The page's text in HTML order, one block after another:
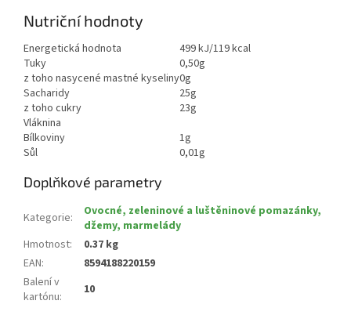
Nutriční hodnoty
Energetická hodnota
499 kJ/119 kcal
Tuky
0,50g
z toho nasycené mastné kyseliny0g
Sacharidy
25g
z toho cukry
23g
Vláknina
Bílkoviny
1g
Sůl
0,01g
Doplňkové parametry
Kategorie:
Ovocné, zeleninové a luštěninové pomazánky,
džemy, marmelády
Hmotnost:
0.37 kg
EAN:
8594188220159
Balení v
kartónu: 10